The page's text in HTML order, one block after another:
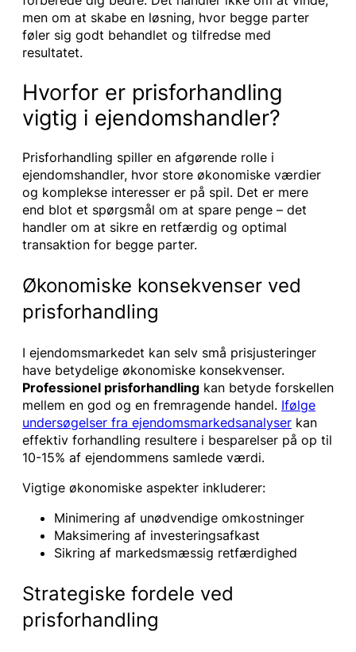
men om at skabe en løsning, hvor begge parter
føler sig godt behandlet og tilfredse med
resultatet.
Hvorfor er prisforhandling
vigtig i ejendomshandler?
Prisforhandling spiller en afgørende rolle i
ejendomshandler, hvor store økonomiske værdier
og komplekse interesser er på spil. Det er mere
end blot et spørgsmål om at spare penge – det
handler om at sikre en retfærdig og optimal
transaktion for begge parter.
Økonomiske konsekvenser ved
prisforhandling
I ejendomsmarkedet kan selv små prisjusteringer
have betydelige økonomiske konsekvenser.
Professionel prisforhandling kan betyde forskellen
mellem en god og en fremragende handel. Ifølge
undersøgelser fra ejendomsmarkedsanalyser kan
effektiv forhandling resultere i besparelser på op til
10-15% af ejendommens samlede værdi.
Vigtige økonomiske aspekter inkluderer:
Minimering af unødvendige omkostninger
Maksimering af investeringsafkast
Sikring af markedsmæssig retfærdighed
Strategiske fordele ved
prisforhandling